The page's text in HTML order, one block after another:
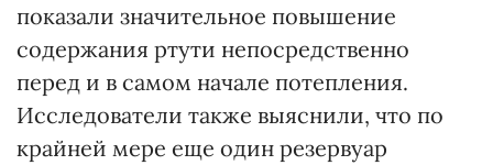
показали значительное повышение
содержания ртути непосредственно
перед и в самом начале потепления.
Исследователи также выяснили, что по
крайней мере еще один резервуар